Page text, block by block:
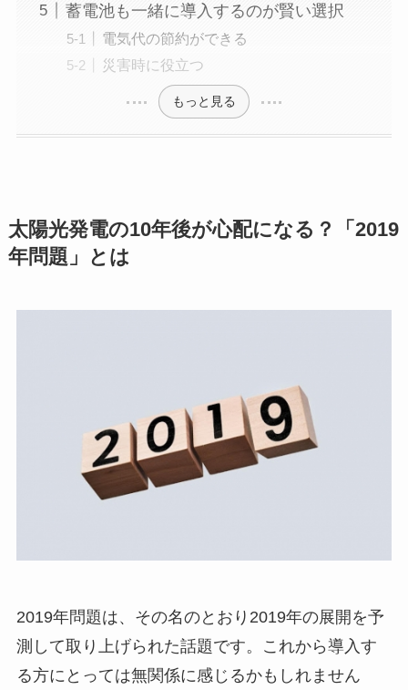
蓄電池も一緒に導入するのが賢い選択
電気代の節約ができる
災害時に役立つ
もっと見る
太陽光発電の10年後が心配になる？「2019
年問題」とは
2019年問題は、その名のとおり2019年の展開を予
測して取り上げられた話題です。これから導入す
る方にとっては無関係に感じるかもしれません